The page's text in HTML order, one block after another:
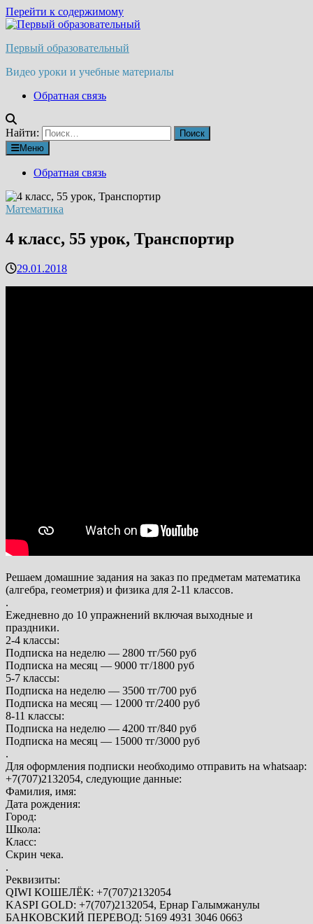
Перейти к содержимому
Первый образовательный
Видео уроки и учебные материалы
Обратная связь
Найти:
Меню
Обратная связь
Математика
4 класс, 55 урок, Транспортир
29.01.2018
Решаем домашние задания на заказ по предметам математика
(алгебра, геометрия) и физика для 2-11 классов.
.
Ежедневно до 10 упражнений включая выходные и
праздники.
2-4 классы:
Подписка на неделю — 2800 тг/560 руб
Подписка на месяц — 9000 тг/1800 руб
5-7 классы:
Подписка на неделю — 3500 тг/700 руб
Подписка на месяц — 12000 тг/2400 руб
8-11 классы:
Подписка на неделю — 4200 тг/840 руб
Подписка на месяц — 15000 тг/3000 руб
.
Для оформления подписки необходимо отправить на whatsaap:
+7(707)2132054, следующие данные:
Фамилия, имя:
Дата рождения:
Город:
Школа:
Класс:
Скрин чека.
.
Реквизиты:
QIWI КОШЕЛЁК: +7(707)2132054
KASPI GOLD: +7(707)2132054, Ернар Галымжанулы
БАНКОВСКИЙ ПЕРЕВОД: 5169 4931 3046 0663